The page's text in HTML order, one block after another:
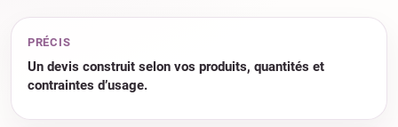
PRÉCIS
Un devis construit selon vos produits, quantités et
contraintes d’usage.